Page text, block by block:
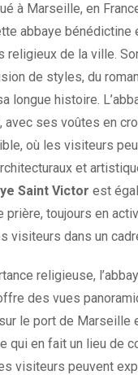
à Marseille, en
abbaye bénédictine
religieux de la ville.
de styles, du
longue histoire.
avec ses voûtes en
où les visiteurs
et
Saint Victor est
prière, toujours en
visiteurs dans un
religieuse,
des vues
le port de Marseille
qui en fait un lieu de
visiteurs peuvent